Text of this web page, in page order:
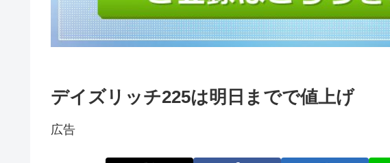
デイズリッチ225は明日までで値上げ
広告